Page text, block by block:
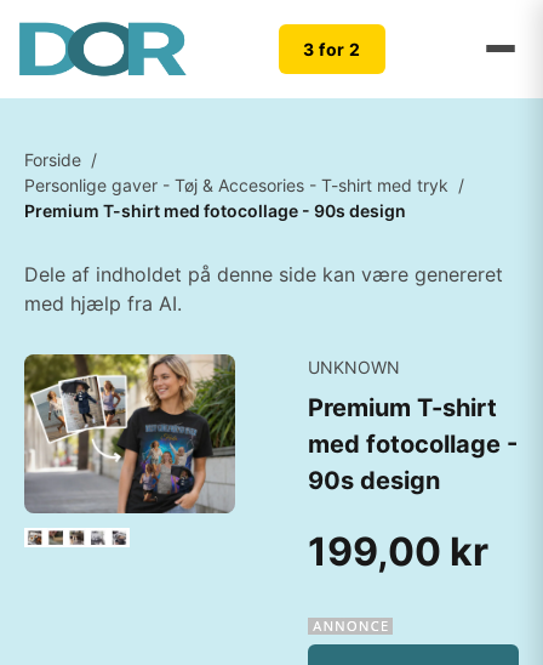
3 for 2
Forside /
Personlige gaver - Tøj & Accesories - T-shirt med tryk /
Premium T-shirt med fotocollage - 90s design
Dele af indholdet på denne side kan være genereret
med hjælp fra AI.
UNKNOWN
Premium T-shirt
med fotocollage -
90s design
199,00 kr